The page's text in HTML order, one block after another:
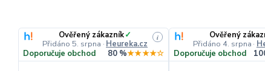
Ověřený zákazník✓
Přidáno 5. srpna · Heureka.cz
i
Doporučuje obchod 80 %★★★★☆
Ověřený
Přidáno 4. srpna ·
Doporučuje obchod